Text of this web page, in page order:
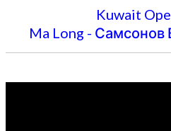
Kuwait
Ma Long - Самсонов